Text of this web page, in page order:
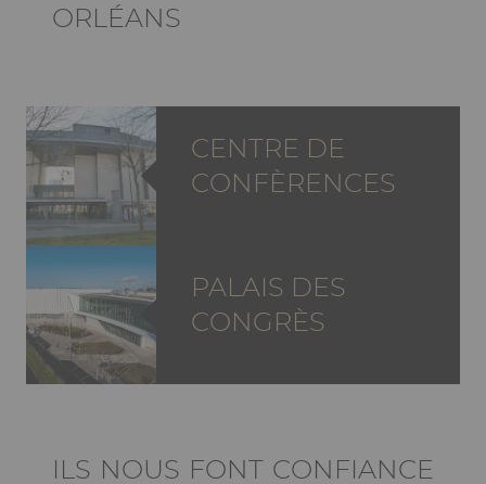
ORLÉANS
PALAIS DES
CONGRÈS
CENTRE DE
CONFÈRENCES
Ckeditor
ILS NOUS FONT CONFIANCE